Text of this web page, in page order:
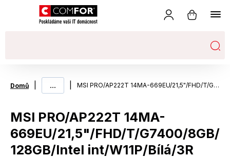
Domů ... MSI PRO/AP222T 14MA-669EU/21,5"/FHD/T/G7400/8GB/128GB/Intel int/W11P/Bílá/3R
MSI PRO/AP222T 14MA-
669EU/21,5"/FHD/T/G7400/8GB/
128GB/Intel int/W11P/Bílá/3R